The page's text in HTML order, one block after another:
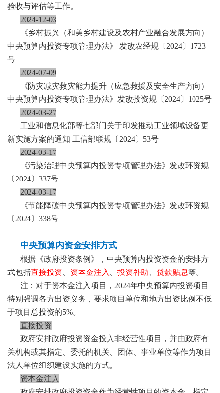
验收与评估等工作。
2024-12-03
《乡村振兴（和美乡村建设及农村产业融合发展方向）
中央预算内投资专项管理办法》 发改农经规〔2024〕1723
号
2024-07-09
《防灾减灾救灾能力提升（应急救援及安全生产方向）
中央预算内投资专项管理办法》发改投资规〔2024〕1025号
2024-03-27
工业和信息化部等七部门关于印发推动工业领域设备更
新实施方案的通知 工信部联规〔2024〕53号
2024-03-17
《污染治理中央预算内投资专项管理办法》发改环资规
〔2024〕337号
2024-03-17
《节能降碳中央预算内投资专项管理办法》发改环资规
〔2024〕338号
中央预算内资金安排方式
根据《政府投资条例》，中央预算内投资资金的安排方
式包括直接投资 资本金注入 投资补助 贷款贴息等。
注：对于资本金注入项目，2024年中央预算内投资项目
特别强调各方出资义务，要求项目单位和地方出资比例不低
于项目总投资的5%。
直接投资
政府安排政府投资资金投入非经营性项目，并由政府有
关机构或其指定、委托的机关、团体、事业单位等作为项目
法人单位组织建设实施的方式。
资本金注入